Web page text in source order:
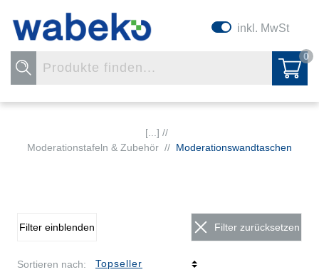
inkl. MwSt
0
[...] //
Moderationstafeln & Zubehör // Moderationswandtaschen
Filter einblenden Filter zurücksetzen
Sortieren nach: